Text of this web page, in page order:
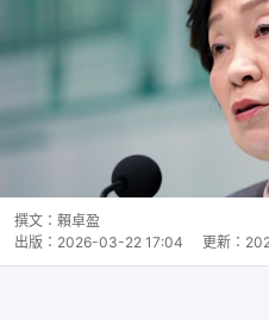
撰文： 賴卓盈
出版： 2026-03-22 17:04 更新：